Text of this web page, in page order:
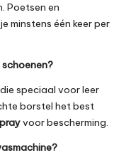
Poetsen en
minstens één keer per
die speciaal voor leer
borstel het best
voor bescherming.